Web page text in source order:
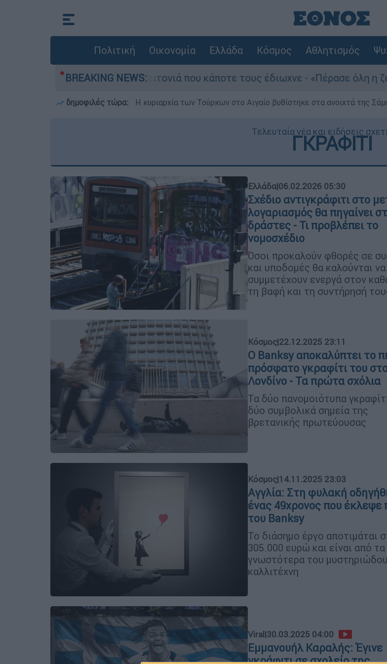
Πολιτική Οικονομία Ελλάδα Κόσμος Αθλητισμός
BREAKING NEWS:
φωτιά τη γειτονιά που κάποτε τους έδιωχνε - «Πέρασε όλη η ζωή μπροστά
δημοφιλές τώρα: Η κυριαρχία των Τούρκων στο Αιγαίο βυθίστηκε στα ανοιχτά της
Τελευταία νέα και ειδήσεις
ΓΚΡΑΦΙΤΙ
Ελλάδα|06.02.2026 05:30
Σχέδιο αντιγκράφιτι στο
λογαριασμός θα πηγαίνει
δράστες - Τι προβλέπει το
νομοσχέδιο
Όσοι προκαλούν φθορές σε
και υποδομές θα καλούνται να
συμμετέχουν ενεργά στον
τη βαφή και τη συντήρησή
Κόσμος|22.12.2025 23:11
Ο Banksy αποκαλύπτει το
πρόσφατο γκραφίτι του
Λονδίνο - Τα πρώτα σχόλια
Τα δύο πανομοιότυπα
δύο συμβολικά σημεία της
βρετανικής πρωτεύουσας
Κόσμος|14.11.2025 23:03
Αγγλία: Στη φυλακή
ένας 49χρονος που έκλεψε
του Banksy
Το διάσημο έργο αποτιμάται
305.000 ευρώ και είναι από τα
γνωστότερα του
καλλιτέχνη
Viral|30.03.2025 04:00
Εμμανουήλ Καραλής: Έγινε
γκράφιτι σε σχολείο της